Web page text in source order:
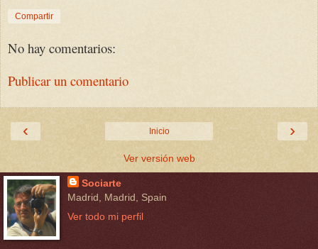
Compartir
No hay comentarios:
Publicar un comentario
‹ ›
Inicio
Ver versión web
Sociarte
Madrid, Madrid, Spain
Ver todo mi perfil